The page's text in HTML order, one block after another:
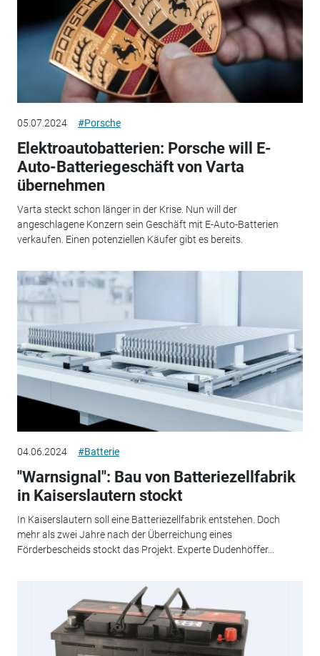
05.07.2024 #Porsche
Elektroautobatterien: Porsche will E-
Auto-Batteriegeschäft von Varta
übernehmen
Varta steckt schon länger in der Krise. Nun will der
angeschlagene Konzern sein Geschäft mit E-Auto-Batterien
verkaufen. Einen potenziellen Käufer gibt es bereits.
04.06.2024 #Batterie
"Warnsignal": Bau von Batteriezellfabrik
in Kaiserslautern stockt
In Kaiserslautern soll eine Batteriezellfabrik entstehen. Doch
mehr als zwei Jahre nach der Überreichung eines
Förderbescheids stockt das Projekt. Experte Dudenhöffer...